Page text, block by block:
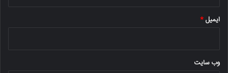
ایمیل*
وب‌ سایت